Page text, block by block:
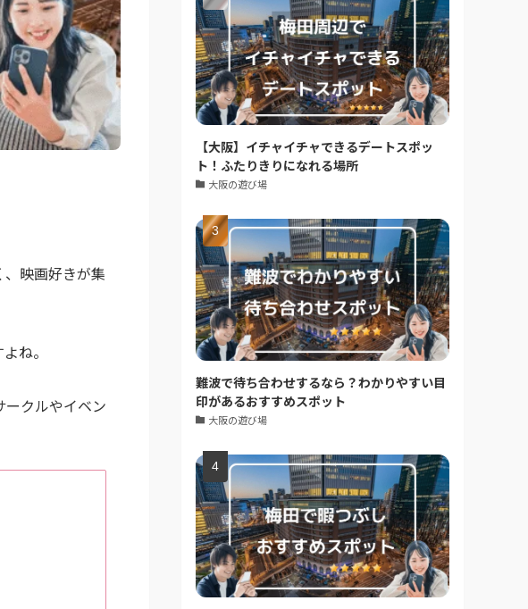
映画好きが集
ね。
ークルやイベン
【大阪】イチャイチャできるデートスポッ
ト！ふたりきりになれる場所
大阪の遊び場
難波で待ち合わせするなら？わかりやすい目
印があるおすすめスポット
大阪の遊び場